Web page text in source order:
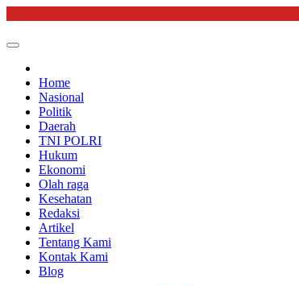
content
Home
Nasional
Politik
Daerah
TNI POLRI
Hukum
Ekonomi
Olah raga
Kesehatan
Redaksi
Artikel
Tentang Kami
Kontak Kami
Blog